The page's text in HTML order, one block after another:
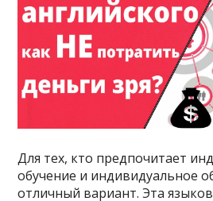
Для тех, кто предпочитает
обучение и индивидуальное
отличный вариант. Эта